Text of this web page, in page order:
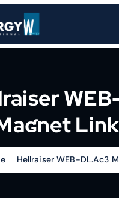
Hellraiser WEB-DL.Ac3